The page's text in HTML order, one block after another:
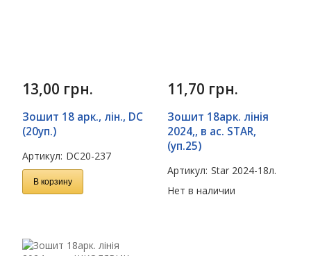
13,00 грн.
Зошит 18 арк., лін., DC
(20уп.)
Артикул: DC20-237
В корзину
11,70 грн.
Зошит 18арк. лінія
2024,, в ас. STAR,
(уп.25)
Артикул: Star 2024-18л.
Нет в наличии